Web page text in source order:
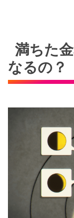
満ちた
なるの？